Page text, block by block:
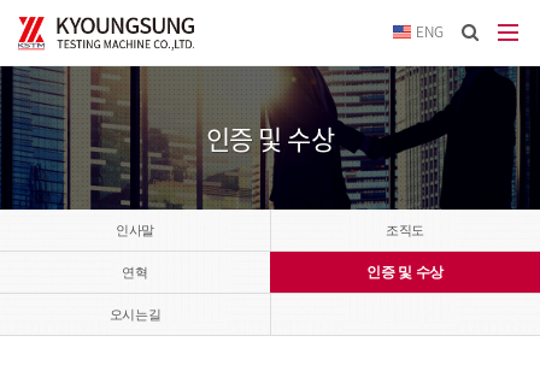
ENG
입력
답변
등록
답변
이메
전송
인증 및 수상
인사말 조직도
연혁 인증 및 수상
오시는길